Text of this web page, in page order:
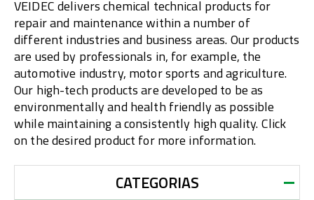
VEIDEC delivers chemical technical products for
repair and maintenance within a number of
different industries and business areas. Our products
are used by professionals in, for example, the
automotive industry, motor sports and agriculture.
Our high-tech products are developed to be as
environmentally and health friendly as possible
while maintaining a consistently high quality. Click
on the desired product for more information.
CATEGORIAS